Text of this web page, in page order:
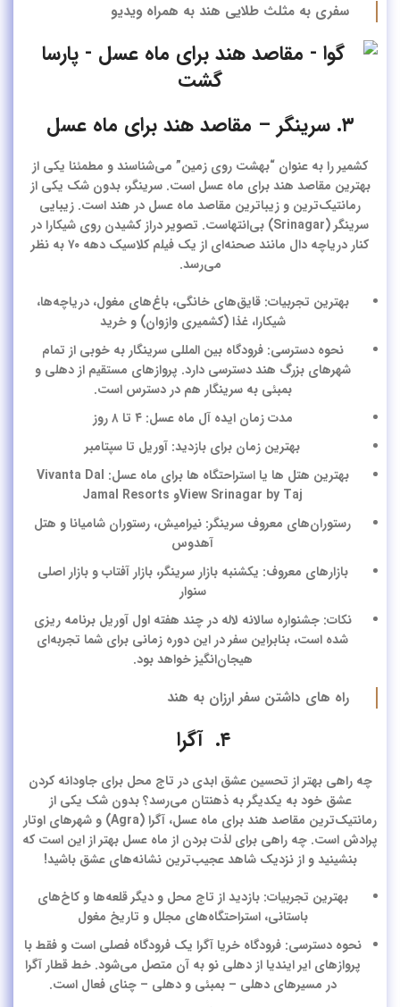
سفری به مثلث طلایی هند به همراه ویدیو
۳. سرینگر – مقاصد هند برای ماه عسل
کشمیر را به عنوان “بهشت روی زمین” می‌شناسند و مطمئنا یکی از
بهترین مقاصد هند برای ماه عسل است.سرینگر، بدون شک یکی از
رمانتیک‌ترین و زیباترین مقاصد ماه عسل در هند است. زیبایی
سرینگر (Srinagar) بی‌انتهاست. تصویر دراز کشیدن روی شیکارا در
کنار دریاچه دال مانند صحنه‌ای از یک فیلم کلاسیک دهه ۷۰ به نظر
می‌رسد.
بهترین تجربیات: قایق‌های خانگی، باغ‌های مغول، دریاچه‌ها،
شیکارا، غذا (کشمیری وازوان) و خرید
نحوه دسترسی: فرودگاه بین المللی سرینگار به خوبی از تمام
شهرهای بزرگ هند دسترسی دارد. پروازهای مستقیم از دهلی و
بمبئی به سرینگار هم در دسترس است.
مدت زمان ایده آل ماه عسل: ۴ تا ۸ روز
بهترین زمان برای بازدید: آوریل تا سپتامبر
بهترین هتل ها یا استراحتگاه ها برای ماه عسل: Vivanta Dal
View Srinagar by Tajو Jamal Resorts
رستوران‌های معروف سرینگر: نیرامیش، رستوران شامیانا و هتل
آهدوس
بازارهای معروف: یکشنبه بازار سرینگر، بازار آفتاب و بازار اصلی
سنوار
نکات: جشنواره سالانه لاله در چند هفته اول آوریل برنامه ریزی
شده است، بنابراین سفر در این دوره زمانی برای شما تجربه‌ای
هیجان‌انگیز خواهد بود.
راه های داشتن سفر ارزان به هند
۴. آگرا
چه راهی بهتر از تحسین عشق ابدی در تاج محل برای جاودانه کردن
عشق خود به یکدیگر به ذهنتان می‌رسد؟ بدون شک یکی از
رمانتیک‌ترین مقاصد هند برای ماه عسل، آگرا
(Agra) و شهرهای اوتار
پرادش است. چه راهی برای لذت بردن از ماه عسل بهتر از این است که
بنشینید و از نزدیک شاهد عجیب‌ترین نشانه‌های عشق باشید!
بهترین تجربیات: بازدید از تاج محل و دیگر قلعه‌ها و کاخ‌های
باستانی، استراحتگاه‌های مجلل و تاریخ مغول
نحوه دسترسی: فرودگاه خریا آگرا یک فرودگاه فصلی است و فقط با
پروازهای ایر ایندیا از دهلی نو به آن متصل می‌شود. خط قطار آگرا
در مسیرهای دهلی – بمبئی و دهلی – چنای فعال است.